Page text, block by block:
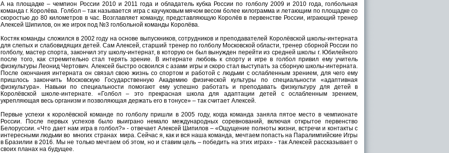
А на площадке – чемпион России 2010 и 2011 года и обладатель кубка России по голболу 2009 и 2010 года, голбольная
команда г. Королёва. Голбол – так называется игра с каучуковым мячом весом более килограмма и летающим по площадке со
скоростью до 80 километров в час. Возглавляет команду, представляющую Королёв в первенстве России, играющий тренер
Алексей Шипилов, он же игрок под №3 голбольной команды Королёва.
Костяк команды сложился в 2002 году на основе выпускников, сотрудников и преподавателей Королёвской школы-интерната
для слепых и слабовидящих детей. Сам Алексей, старший тренер по голболу Московской области, тренер сборной России по
голболу, мастер спорта, закончил эту школу-интернат, в которую он был вынужден перейти из средней школы г. Юбилейного
после того, как стремительно стал терять зрение. В интернате любовь к спорту и игре в голбол привил ему учитель
физкультуры Леонид Чертович. Алексей быстро освоился с азами игры и скоро стал выступать за сборную школы-интерната.
После окончания интерната он связал свою жизнь со спортом и работой с людьми с ослабленным зрением, для чего ему
пришлось закончить Московскую Государственную Академию физической культуры по специальности «адаптивная
физкультура». Навыки по специальности помогают ему успешно работать и преподавать физкультуру для детей в
Королёвской школе-интернате. «Голбол – это прекрасная школа для адаптации детей с ослабленным зрением,
укрепляющая весь организм и позволяющая держать его в тонусе» – так считает Алексей.
Первые успехи к королёвской команде по голболу пришли в 2005 году, когда команда заняла пятое место в чемпионате
России. После первых успехов было выиграно немало международных соревнований, включая открытое первенство
Белоруссии. «Что дает нам игра в голбол?» - отвечает Алексей Шипилов – «Ощущение полноты жизни, встречи и контакты с
интересными людьми во многих странах мира. Сейчас я, как и вся наша команда, мечтаем попасть на Паралимпийские Игры
в Бразилии в 2016. Мы не только мечтаем об этом, но и ставим цель – победить на этих играх» - так Алексей рассказывает о
своих планах на будущее.